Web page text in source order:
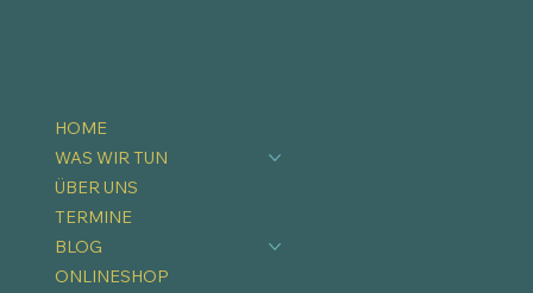
HOME
WAS WIR TUN
ÜBER UNS
TERMINE
BLOG
ONLINESHOP